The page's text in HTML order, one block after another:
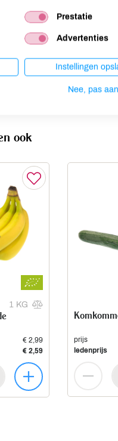
kan bevatten
kan bevatten
kan bevatten
ook
1 KG
€ 2,99
€ 2,59
prijs
ledenprijs
Prestatie
Advertenties
Instellingen
Nee, pas aan